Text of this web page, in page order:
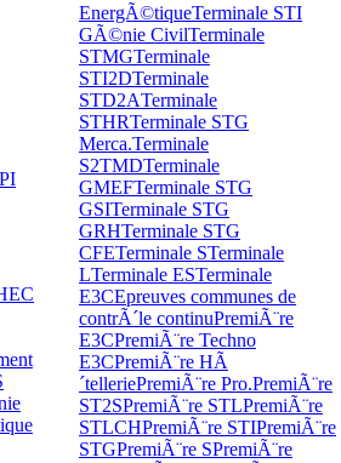
EnergÃ©tiqueTerminale STI
GÃ©nie CivilTerminale
STMGTerminale
STI2DTerminale
STD2ATerminale
STHRTerminale STG
Merca.Terminale
S2TMDTerminale
GMEFTerminale STG
GSITerminale STG
GRHTerminale STG
CFETerminale STerminale
LTerminale ESTerminale
E3CEpreuves communes de
contrÃ´le continuPremiÃ¨re
E3CPremiÃ¨re Techno
E3CPremiÃ¨re HÃ
´telleriePremiÃ¨re Pro.PremiÃ¨re
ST2SPremiÃ¨re STLPremiÃ¨re
STLCHPremiÃ¨re STIPremiÃ¨re
STGPremiÃ¨re SPremiÃ¨re